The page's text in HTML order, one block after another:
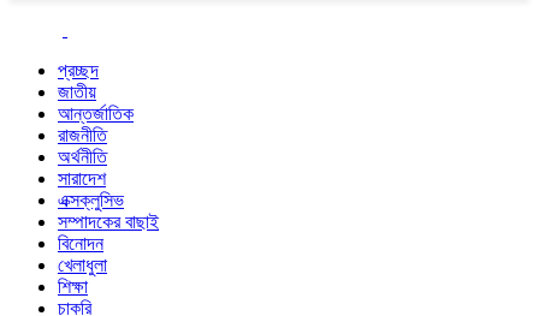
প্রচ্ছদ
জাতীয়
আন্তর্জাতিক
রাজনীতি
অর্থনীতি
সারাদেশ
এক্সক্লুসিভ
সম্পাদকের বাছাই
বিনোদন
খেলাধুলা
শিক্ষা
চাকরি